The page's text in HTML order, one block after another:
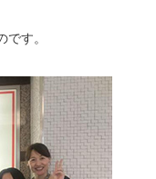
す。